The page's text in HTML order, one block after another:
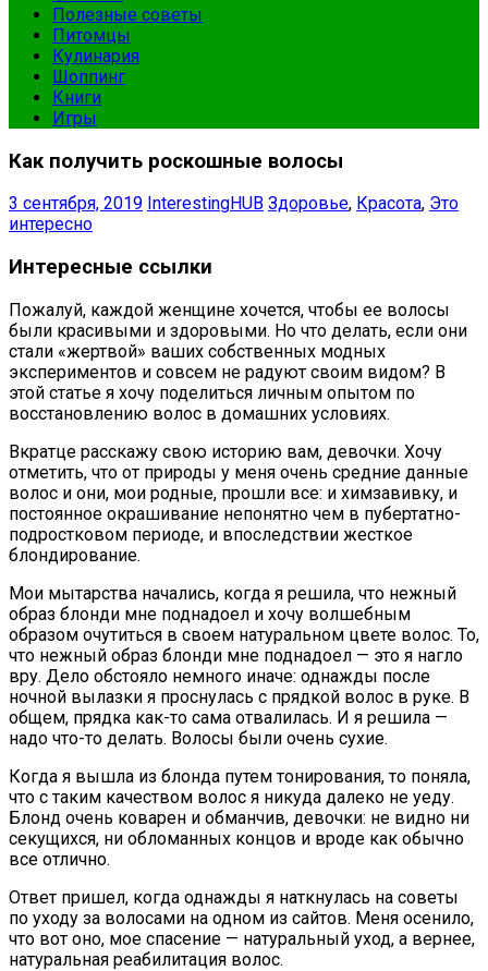
Полезные советы
Питомцы
Кулинария
Шоппинг
Книги
Игры
Как получить роскошные волосы
3 сентября, 2019 InterestingHUB Здоровье, Красота, Это
интересно
Интересные ссылки
Пожалуй, каждой женщине хочется, чтобы ее волосы
были красивыми и здоровыми. Но что делать, если они
стали «жертвой» ваших собственных модных
экспериментов и совсем не радуют своим видом? В
этой статье я хочу поделиться личным опытом по
восстановлению волос в домашних условиях.
Вкратце расскажу свою историю вам, девочки. Хочу
отметить, что от природы у меня очень средние данные
волос и они, мои родные, прошли все: и химзавивку, и
постоянное окрашивание непонятно чем в пубертатно-
подростковом периоде, и впоследствии жесткое
блондирование.
Мои мытарства начались, когда я решила, что нежный
образ блонди мне поднадоел и хочу волшебным
образом очутиться в своем натуральном цвете волос. То,
что нежный образ блонди мне поднадоел — это я нагло
вру. Дело обстояло немного иначе: однажды после
ночной вылазки я проснулась с прядкой волос в руке. В
общем, прядка как-то сама отвалилась. И я решила —
надо что-то делать. Волосы были очень сухие.
Когда я вышла из блонда путем тонирования, то поняла,
что с таким качеством волос я никуда далеко не уеду.
Блонд очень коварен и обманчив, девочки: не видно ни
секущихся, ни обломанных концов и вроде как обычно
все отлично.
Ответ пришел, когда однажды я наткнулась на советы
по уходу за волосами на одном из сайтов. Меня осенило,
что вот оно, мое спасение — натуральный уход, а вернее,
натуральная реабилитация волос.